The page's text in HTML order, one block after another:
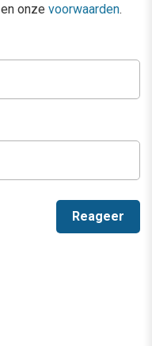
en onze voorwaarden.